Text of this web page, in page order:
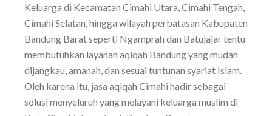
Keluarga di Kecamatan Cimahi Utara, Cimahi Tengah,
Cimahi Selatan, hingga wilayah perbatasan Kabupaten
Bandung Barat seperti Ngamprah dan Batujajar tentu
membutuhkan layanan aqiqah Bandung yang mudah
dijangkau, amanah, dan sesuai tuntunan syariat Islam.
Oleh karena itu, jasa aqiqah Cimahi hadir sebagai
solusi menyeluruh yang melayani keluarga muslim di